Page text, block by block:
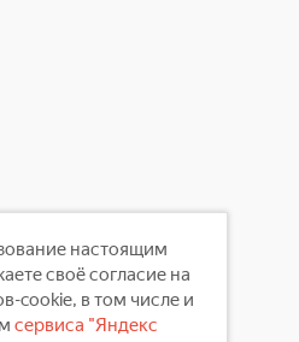
настоящим
своё согласие на
cookie, в том числе и
сервиса "Яндекс